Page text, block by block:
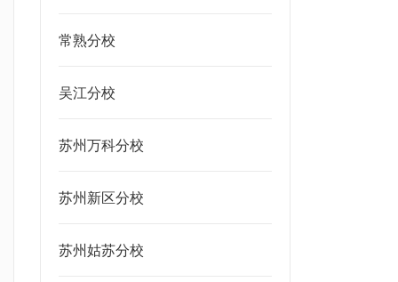
常熟分校
吴江分校
苏州万科分校
苏州新区分校
苏州姑苏分校